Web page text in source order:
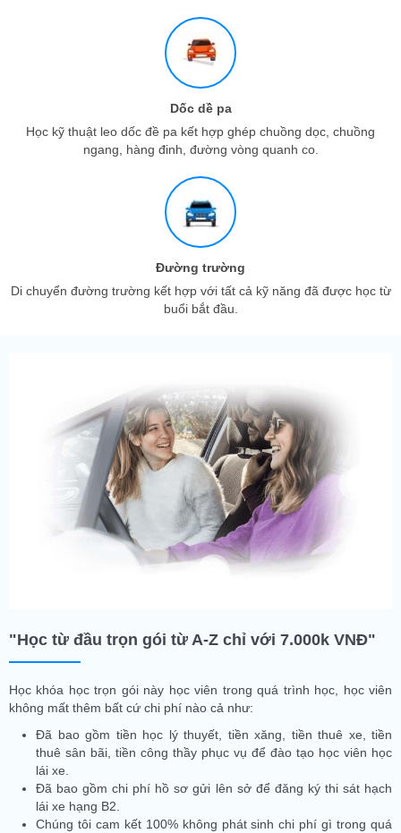
Dốc dề pa
Học kỹ thuật leo dốc đề pa kết hợp ghép chuồng dọc, chuồng
ngang, hàng đinh, đường vòng quanh co.
Đường trường
Di chuyển đường trường kết hợp với tất cả kỹ năng đã được học từ
buổi bắt đầu.
"Học từ đầu trọn gói từ A-Z chỉ với 7.000k VNĐ"
Học khóa học trọn gói này học viên trong quá trình học, học viên
không mất thêm bất cứ chi phí nào cả như:
Đã bao gồm tiền học lý thuyết, tiền xăng, tiền thuê xe, tiền
thuê sân bãi, tiền công thầy phục vụ để đào tạo học viên học
lái xe.
Đã bao gồm chi phí hồ sơ gửi lên sở để đăng ký thi sát hạch
lái xe hạng B2.
Chúng tôi cam kết 100% không phát sinh chi phí gì trong quá